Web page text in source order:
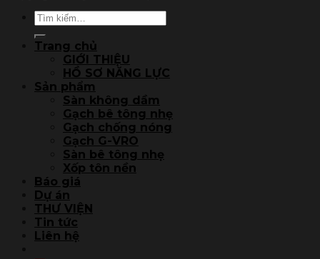
Tìm
kiếm:
Trang chủ
GIỚI THIỆU
HỒ SƠ NĂNG LỰC
Sản phẩm
Sàn không dầm
Gạch bê tông nhẹ
Gạch chống nóng
Gạch G-VRO
Sàn bê tông nhẹ
Xốp tôn nền
Báo giá
Dự án
THƯ VIỆN
Tin tức
Liên hệ